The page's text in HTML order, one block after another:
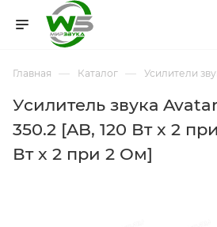
Главная — Каталог — Усилители
Усилитель звука
350.2 [AB, 120 Вт x 2
Вт x 2 при 2 Ом]